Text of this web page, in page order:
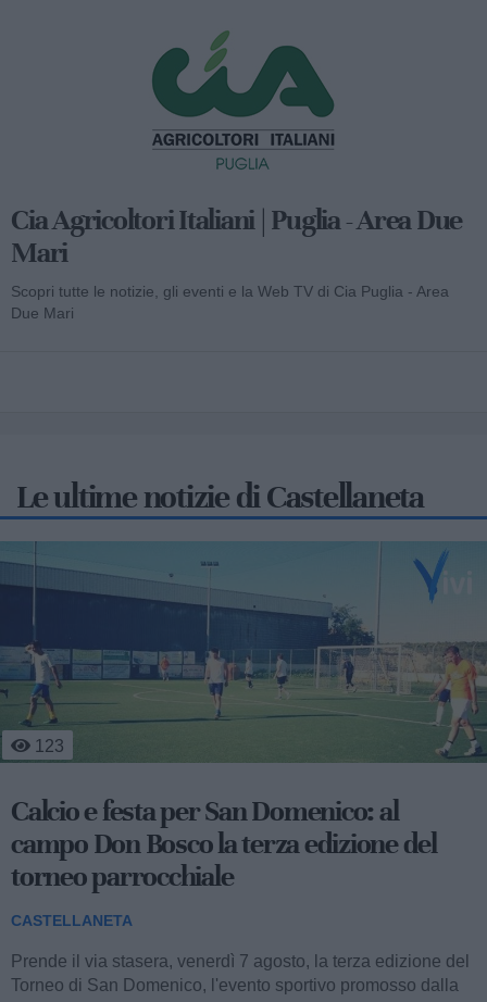
Cia Agricoltori Italiani | Puglia - Area Due
Mari
Scopri tutte le notizie, gli eventi e la Web TV di Cia Puglia - Area
Due Mari
Le ultime notizie di Castellaneta
544
Occhiali da sole in dono ai bambini della
Pediatria del San Pio
CASTELLANETA
Stamane, nella struttura semplice di Pediatria dell’ospedale
San Pio di Castellaneta, sono stati donati occhiali da sole ai
bambini in cura....